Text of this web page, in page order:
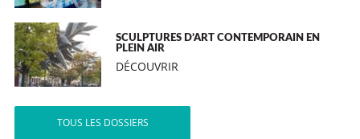
SCULPTURES D’ART CONTEMPORAIN EN
PLEIN AIR
DÉCOUVRIR
TOUS LES DOSSIERS